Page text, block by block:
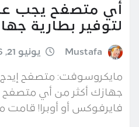
أي متصفح يجب
لتوفير بطارية
Mustafa يونيو 21, 2016
مايكروسوفت: متصفح إيدج
جهازك أكثر من أي متصفح
فايرفوكس أو أوبرا!